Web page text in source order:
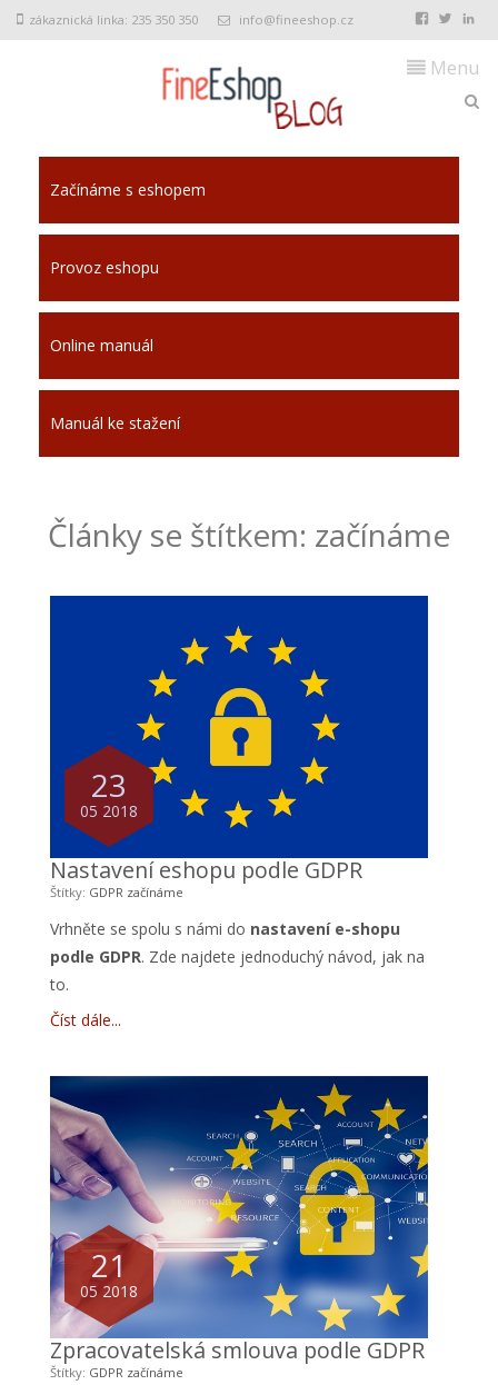
zákaznická linka: 235 350 350 info@fineeshop.cz
Začínáme s eshopem
Provoz eshopu
Online manuál
Manuál ke stažení
Menu
Články se štítkem: začínáme
23
05 2018
Nastavení eshopu podle GDPR
Štítky: GDPR začínáme
Vrhněte se spolu s námi do nastavení e-shopu
podle GDPR. Zde najdete jednoduchý návod, jak na
to.
Číst dále
21
05 2018
Zpracovatelská smlouva podle GDPR
Štítky: GDPR začínáme